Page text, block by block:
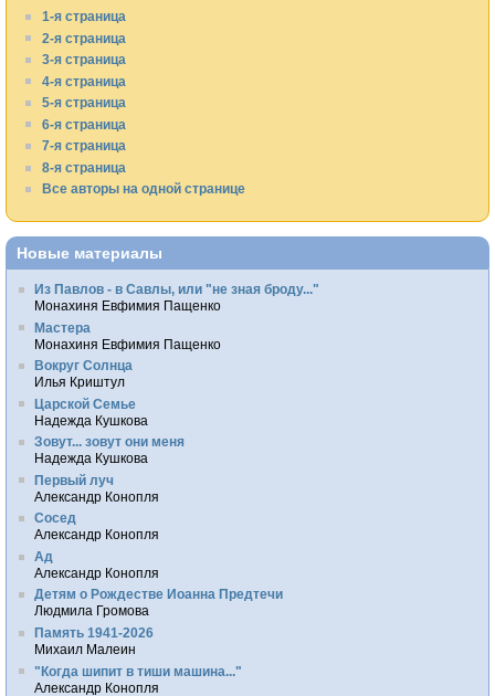
1-я страница
2-я страница
3-я страница
4-я страница
5-я страница
6-я страница
7-я страница
8-я страница
Все авторы на одной странице
Новые материалы
Из Павлов - в Савлы, или "не зная броду..."
Монахиня Евфимия Пащенко
Мастера
Монахиня Евфимия Пащенко
Вокруг Солнца
Илья Криштул
Царской Семье
Надежда Кушкова
Зовут... зовут они меня
Надежда Кушкова
Первый луч
Александр Конопля
Сосед
Александр Конопля
Ад
Александр Конопля
Детям о Рождестве Иоанна Предтечи
Людмила Громова
Память 1941-2026
Михаил Малеин
"Когда шипит в тиши машина..."
Александр Конопля